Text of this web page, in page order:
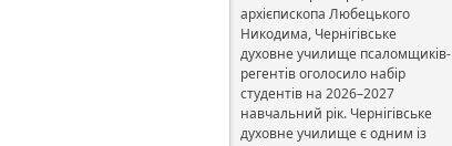
архієпископа Любецького
Никодима, Чернігівське
духовне училище псаломщиків-
регентів оголосило набір
студентів на 2026–2027
навчальний рік. Чернігівське
духовне училище є одним із